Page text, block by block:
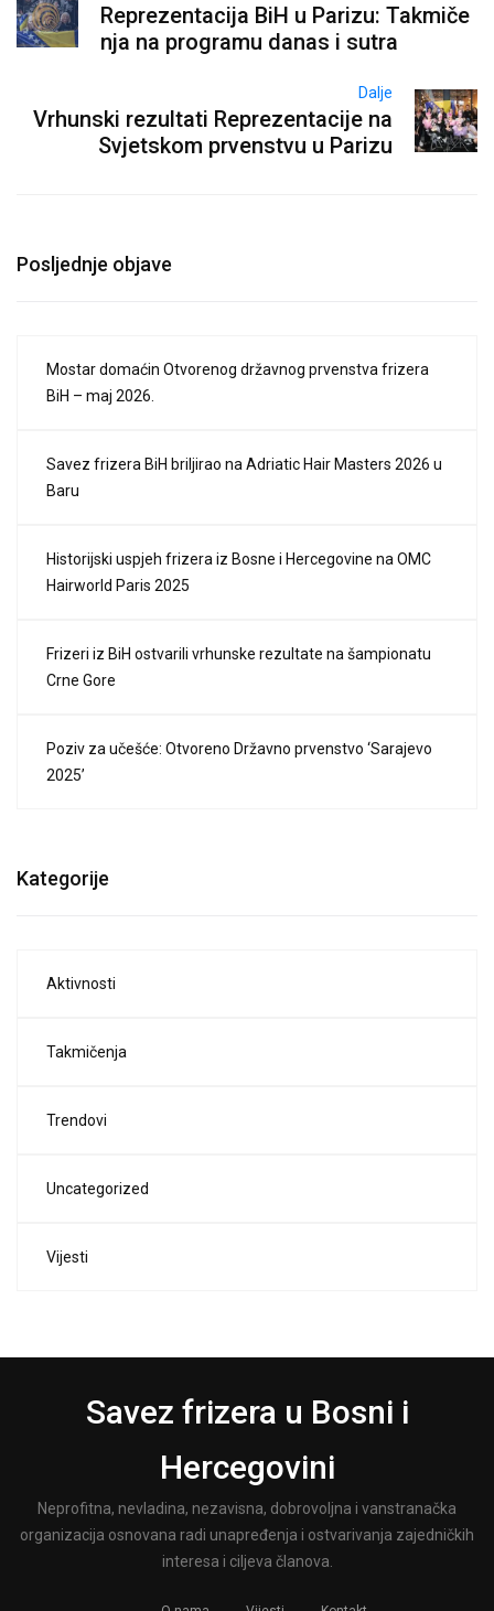
Reprezentacija BiH u Parizu: Takmiče
nja na programu danas i sutra
Dalje
Vrhunski rezultati Reprezentacije na
Svjetskom prvenstvu u Parizu
Posljednje objave
Mostar domaćin Otvorenog državnog prvenstva frizera
BiH – maj 2026.
Savez frizera BiH briljirao na Adriatic Hair Masters 2026 u
Baru
Historijski uspjeh frizera iz Bosne i Hercegovine na OMC
Hairworld Paris 2025
Frizeri iz BiH ostvarili vrhunske rezultate na šampionatu
Crne Gore
Poziv za učešće: Otvoreno Državno prvenstvo ‘Sarajevo
2025’
Kategorije
Aktivnosti
Takmičenja
Trendovi
Uncategorized
Vijesti
Savez frizera u Bosni i
Hercegovini
Neprofitna, nevladina, nezavisna, dobrovoljna i vanstranačka
organizacija osnovana radi unapređenja i ostvarivanja zajedničkih
interesa i ciljeva članova.